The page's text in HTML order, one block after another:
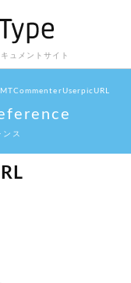
キュメントサイト
MTCommenterUserpicURL
ス